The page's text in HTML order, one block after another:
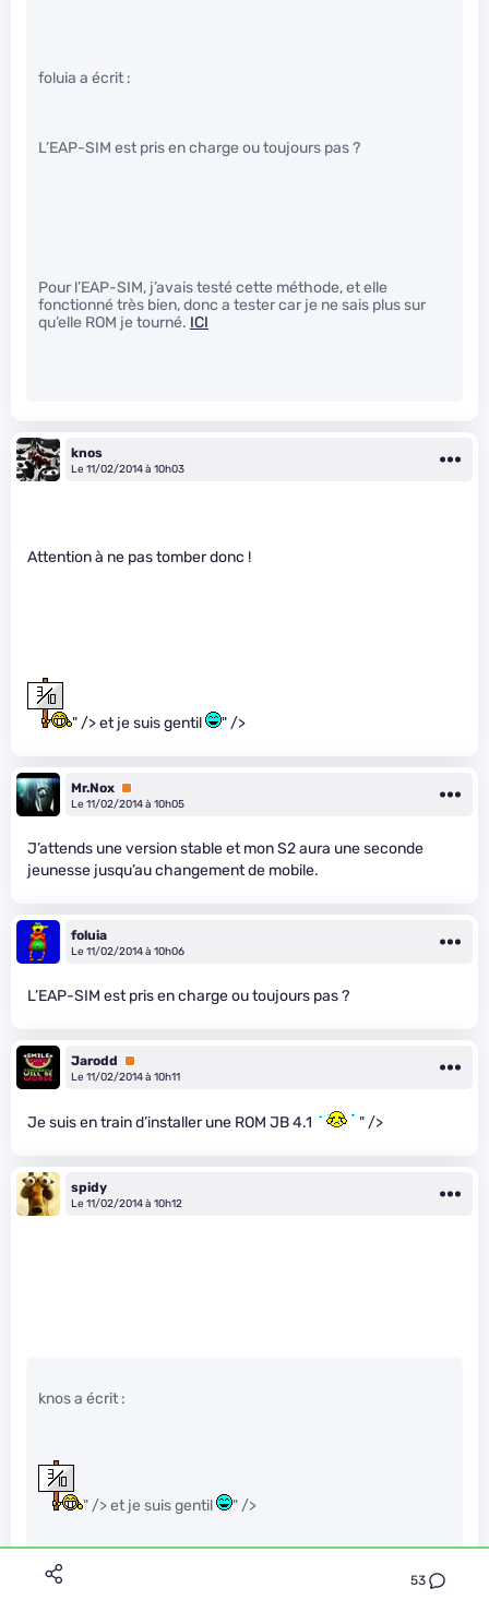
53
foluia a écrit :
L’EAP-SIM est pris en charge ou toujours pas ?
Pour l’EAP-SIM, j’avais testé cette méthode, et elle
fonctionné très bien, donc a tester car je ne sais plus sur
qu’elle ROM je tourné. ICI
knos
Le 11/02/2014 à 10h03
Attention à ne pas tomber donc !
" /> et je suis gentil " />
Mr.Nox Premium
Le 11/02/2014 à 10h05
J’attends une version stable et mon S2 aura une seconde
jeunesse jusqu’au changement de mobile.
foluia
Le 11/02/2014 à 10h06
L’EAP-SIM est pris en charge ou toujours pas ?
Jarodd
Premium
Le 11/02/2014 à 10h11
Je suis en train d’installer une ROM JB 4.1 " />
spidy
Le 11/02/2014 à 10h12
knos a écrit :
" /> et je suis gentil " />